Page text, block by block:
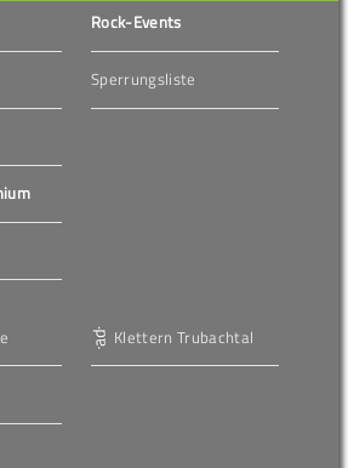
Rock-Events
Sperrungsliste
Klettern Trubachtal